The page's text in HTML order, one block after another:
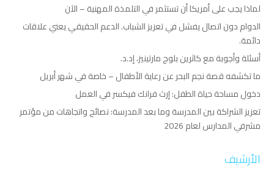
لماذا يجب على أمريكا أن تستثمر في التلمذة المهنية – الآن
الدوام دون اتصال يفشل في تعزيز الشباب. الدعم الحقيقي يعني علاقات
دائمة.
أسئلة وأجوبة مع كاثرين بلوج مارتينيز، إد.د.
ما تكشفه قصة نجم البحر عن رعاية الأطفال – خاصة في شهر أبريل
دخول مساحة حياة الطفل: إرث فرانك فيكسر في العمل
تعزيز الشراكة بين المدرسة وما بعد المدرسة: نصائح واتجاهات من مؤتمر
مشرفي المدارس لعام 2026
الأرشيف